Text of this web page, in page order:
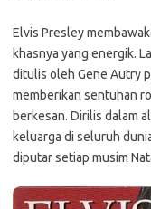
Elvis Presley
khasnya yang energik.
ditulis oleh Gene Autry
memberikan sentuhan
berkesan. Dirilis dalam
keluarga di seluruh
diputar setiap musim